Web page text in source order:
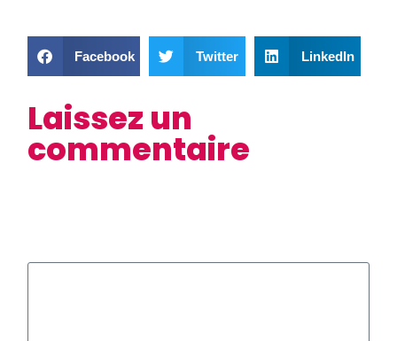
Facebook Twitter LinkedIn
Laissez un
commentaire